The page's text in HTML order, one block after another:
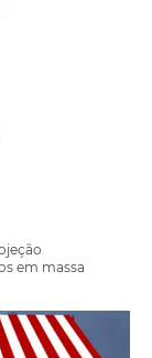
em massa